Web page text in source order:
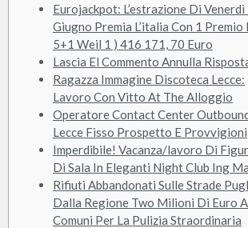
Eurojackpot: L’estrazione Di Venerdì
Giugno Premia L’italia Con 1 Premio
5+1 Weil 1 ) 416 171, 70 Euro
Lascia El Commento Annulla
Ragazza Immagine Discoteca Lecce:
Lavoro Con Vitto At The Alloggio
Operatore Contact Center
Lecce Fisso Prospetto E Provvigioni
Imperdibile! Vacanza/lavoro Di
Di Sala In Eleganti Night Club Ing
Rifiuti Abbandonati Sulle Strade
Dalla Regione Two Milioni Di Euro
Comuni Per La Pulizia Straordinaria